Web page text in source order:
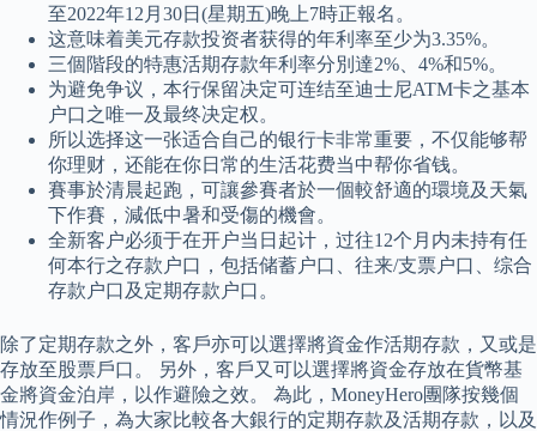
至2022年12月30日(星期五)晚上7時正報名。
这意味着美元存款投资者获得的年利率至少为3.35%。
三個階段的特惠活期存款年利率分別達2%、4%和5%。
为避免争议，本行保留决定可连结至迪士尼ATM卡之基本
户口之唯一及最终决定权。
所以选择这一张适合自己的银行卡非常重要，不仅能够帮
你理财，还能在你日常的生活花费当中帮你省钱。
賽事於清晨起跑，可讓參賽者於一個較舒適的環境及天氣
下作賽，減低中暑和受傷的機會。
全新客户必须于在开户当日起计，过往12个月内未持有任
何本行之存款户口，包括储蓄户口、往来/支票户口、综合
存款户口及定期存款户口。
除了定期存款之外，客戶亦可以選擇將資金作活期存款，又或是
存放至股票戶口。 另外，客戶又可以選擇將資金存放在貨幣基
金將資金泊岸，以作避險之效。 為此，MoneyHero團隊按幾個
情況作例子，為大家比較各大銀行的定期存款及活期存款，以及